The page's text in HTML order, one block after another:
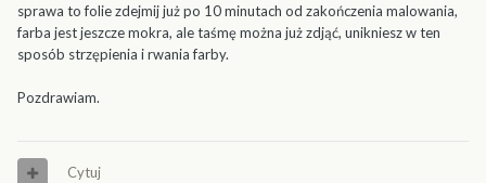
sprawa to folie zdejmij już po 10 minutach od zakończenia malowania,
farba jest jeszcze mokra, ale taśmę można już zdjąć, unikniesz w ten
sposób strzępienia i rwania farby.
Pozdrawiam.
Cytuj